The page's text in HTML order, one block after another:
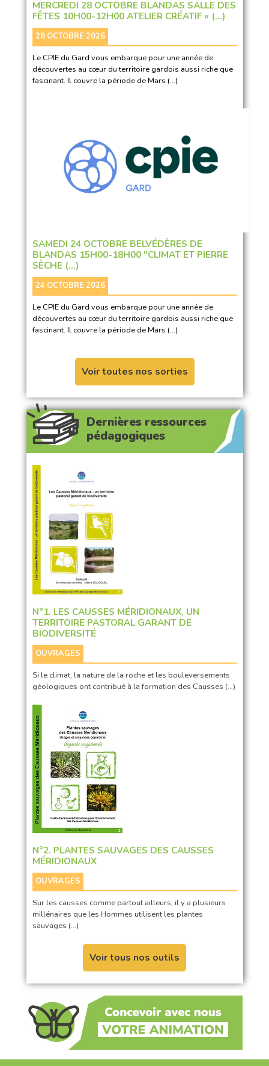
MERCREDI 28 OCTOBRE BLANDAS SALLE DES
FÊTES 10H00-12H00 ATELIER CRÉATIF « (…)
28 OCTOBRE 2026
Le CPIE du Gard vous embarque pour une année de
découvertes au cœur du territoire gardois aussi riche que
fascinant. Il couvre la période de Mars (…)
SAMEDI 24 OCTOBRE BELVÉDÈRES DE
BLANDAS 15H00-18H00 "CLIMAT ET PIERRE
SÈCHE (…)
24 OCTOBRE 2026
Le CPIE du Gard vous embarque pour une année de
découvertes au cœur du territoire gardois aussi riche que
fascinant. Il couvre la période de Mars (…)
Voir toutes nos sorties
Dernières ressources
pédagogiques
N°1. LES CAUSSES MÉRIDIONAUX, UN
TERRITOIRE PASTORAL GARANT DE
BIODIVERSITÉ
OUVRAGES
Si le climat, la nature de la roche et les bouleversements
géologiques ont contribué à la formation des Causses (…)
N°2. PLANTES SAUVAGES DES CAUSSES
MÉRIDIONAUX
OUVRAGES
Sur les causses comme partout ailleurs, il y a plusieurs
millénaires que les Hommes utilisent les plantes
sauvages (…)
Voir tous nos outils